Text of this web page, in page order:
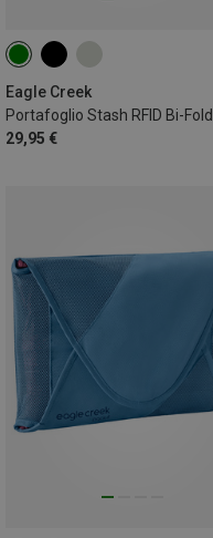
Eagle Creek
Portafoglio Stash RFID Bi-Fold
29,95 €